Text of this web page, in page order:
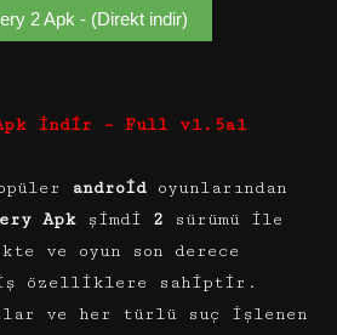
2 Apk - (Direkt indir)
İndir – Full v1.5a1
android oyunlarından
Apkşimdi 2 sürümü ile
ve oyun son derece
özelliklere sahiptir.
ve her türlü suç işlenen